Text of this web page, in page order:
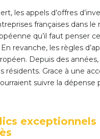
les appels d’offres
françaises dans
qu’il faut penser
revanche, les règles
Depuis des
Grace à une
suivre la dépense